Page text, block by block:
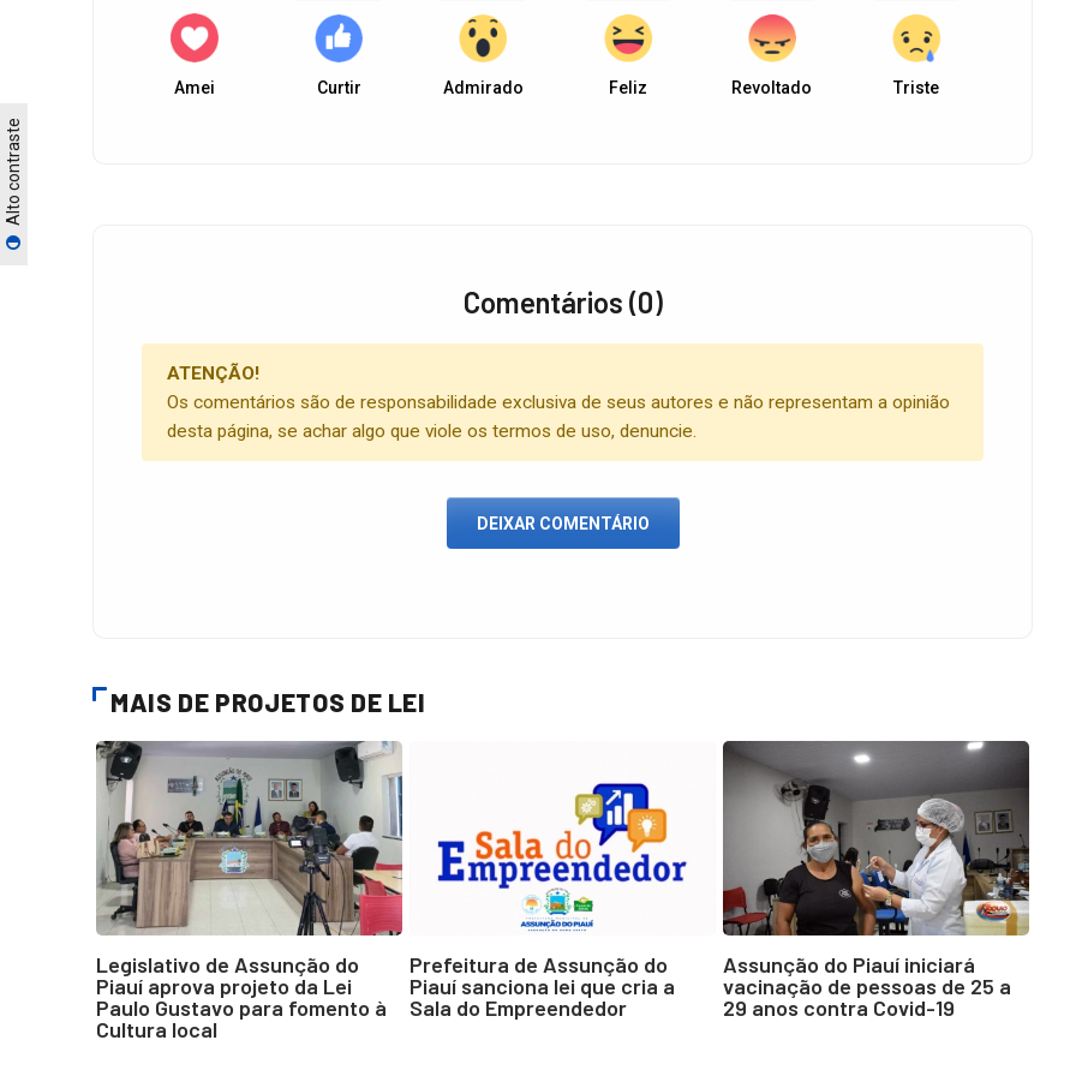
Alto contraste
Amei Curtir Admirado Feliz Revoltado Triste
Comentários (0)
ATENÇÃO!
Os comentários são de responsabilidade exclusiva de seus autores e não representam a opinião
desta página, se achar algo que viole os termos de uso, denuncie.
DEIXAR COMENTÁRIO
MAIS DE PROJETOS DE LEI
Legislativo de Assunção do
Piauí aprova projeto da Lei
Paulo Gustavo para fomento à
Cultura local
Prefeitura de Assunção do
Piauí sanciona lei que cria a
Sala do Empreendedor
Assunção do Piauí iniciará
vacinação de pessoas de 25 a
29 anos contra Covid-19